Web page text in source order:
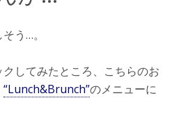
う…。
してみたところ、こちらのお
“Lunch&Brunch”のメニューに